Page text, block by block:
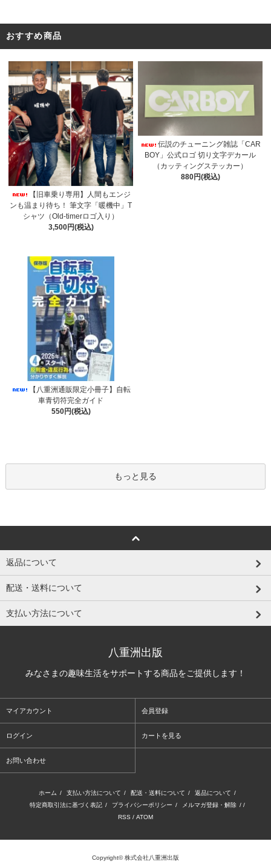
おすすめ商品
【旧車乗り専用】人間もエンジ
ンも温まり待ち！ 筆文字「暖機中」T
シャツ（Old-timerロゴ入り）
3,500円(税込)
伝説のチューニング雑誌「CAR
BOY」公式ロゴ 切り文字デカール
（カッティングステッカー）
880円(税込)
【八重洲通販限定小冊子】自転
車青切符完全ガイド
550円(税込)
もっと見る
返品について
配送・送料について
支払い方法について
八重洲出版
みなさまの趣味生活をサポートする商品をご提供します！
マイアカウント 会員登録
ログイン カートを見る
お問い合わせ
ホーム / 支払い方法について / 配送・送料について / 返品について /
特定商取引法に基づく表記 / プライバシーポリシー / メルマガ登録・解除 / /
RSS / ATOM
Copyright© 株式会社八重洲出版